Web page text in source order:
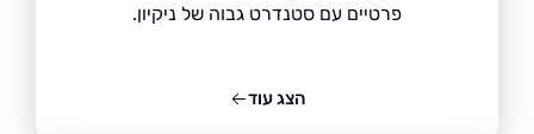
פרטיים עם סטנדרט גבוה של ניקיון.